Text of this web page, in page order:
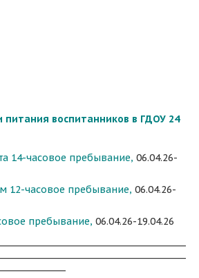
питания воспитанников в ГДОУ 24
14-часовое пребывание, 06.04.26-
12-часовое пребывание, 06.04.26-
пребывание, 06.04.26-19.04.26